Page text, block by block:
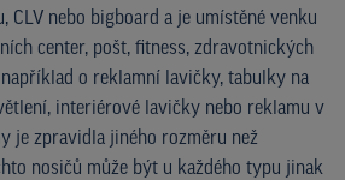
CLV nebo bigboard a je umístěné venku
center, pošt, fitness, zdravotnických
například o reklamní lavičky, tabulky na
interiérové lavičky nebo reklamu v
je zpravidla jiného rozměru než
nosičů může být u každého typu jinak